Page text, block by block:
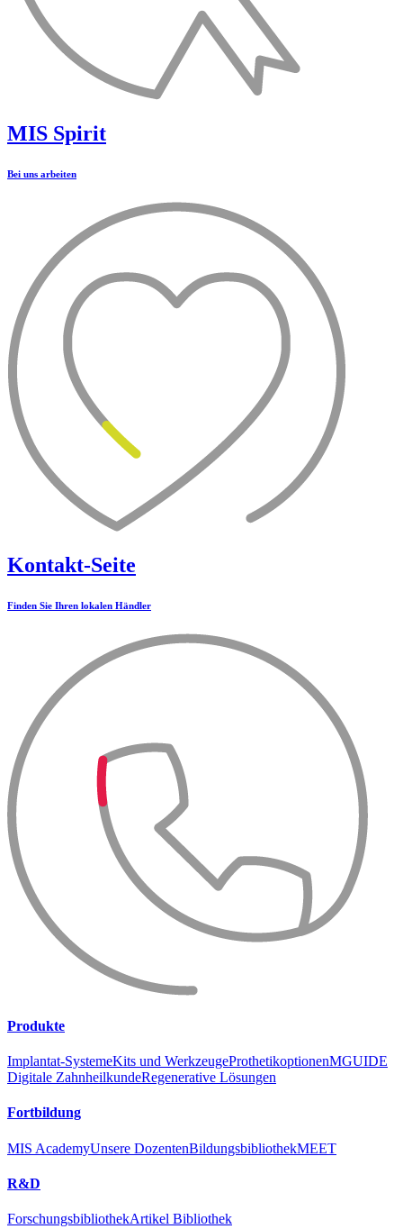
MIS Spirit
Bei uns arbeiten
Kontakt-Seite
Finden Sie Ihren lokalen Händler
Produkte
Implantat-SystemeKits und WerkzeugeProthetikoptionenMGUIDE
Digitale ZahnheilkundeRegenerative Lösungen
Fortbildung
MIS AcademyUnsere DozentenBildungsbibliothekMEET
R&D
ForschungsbibliothekArtikel Bibliothek